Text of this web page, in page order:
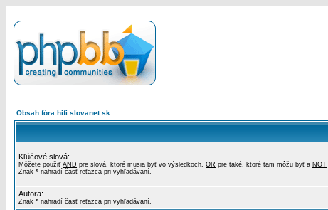
Obsah fóra hifi.slovanet.sk
Kľúčové slová:
Môžete použiť AND pre slová, ktoré musia byť vo výsledkoch, OR pre také, ktoré tam môžu byť a NOT
Znak * nahradí časť reťazca pri vyhľadávaní.
Autora:
Znak * nahradí časť reťazca pri vyhľadávaní.